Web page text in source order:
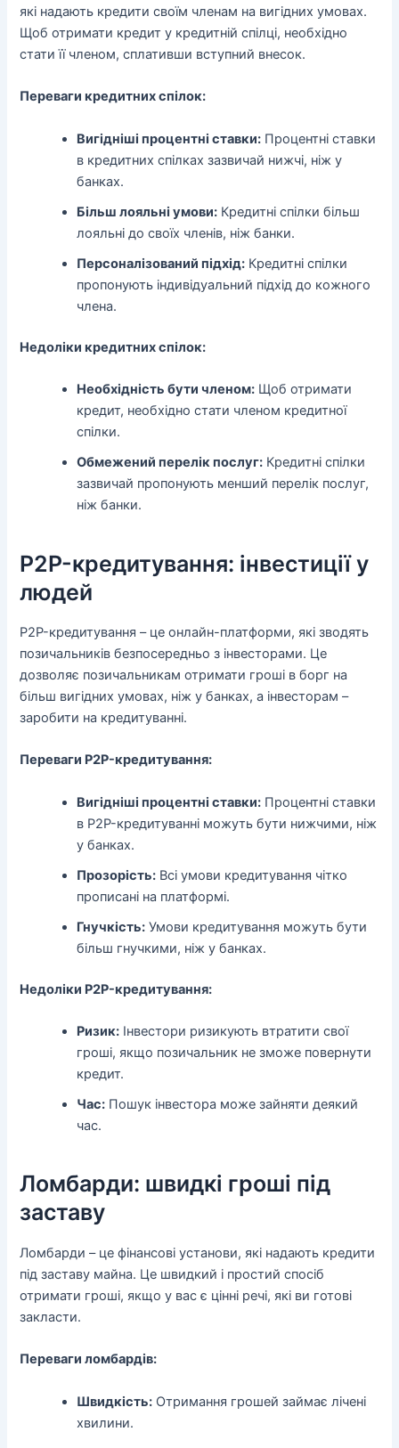
які надають кредити своїм членам на вигідних умовах.
Щоб отримати кредит у кредитній спілці, необхідно
стати її членом, сплативши вступний внесок.
Переваги кредитних спілок:
Вигідніші процентні ставки: Процентні ставки
в кредитних спілках зазвичай нижчі, ніж у
банках.
Більш лояльні умови: Кредитні спілки більш
лояльні до своїх членів, ніж банки.
Персоналізований підхід: Кредитні спілки
пропонують індивідуальний підхід до кожного
члена.
Недоліки кредитних спілок:
Необхідність бути членом: Щоб отримати
кредит, необхідно стати членом кредитної
спілки.
Обмежений перелік послуг: Кредитні спілки
зазвичай пропонують менший перелік послуг,
ніж банки.
P2P-кредитування: інвестиції у
людей
P2P-кредитування – це онлайн-платформи, які зводять
позичальників безпосередньо з інвесторами. Це
дозволяє позичальникам отримати гроші в борг на
більш вигідних умовах, ніж у банках, а інвесторам –
заробити на кредитуванні.
Переваги P2P-кредитування:
Вигідніші процентні ставки: Процентні ставки
в P2P-кредитуванні можуть бути нижчими, ніж
у банках.
Прозорість: Всі умови кредитування чітко
прописані на платформі.
Гнучкість: Умови кредитування можуть бути
більш гнучкими, ніж у банках.
Недоліки P2P-кредитування:
Ризик: Інвестори ризикують втратити свої
гроші, якщо позичальник не зможе повернути
кредит.
Час: Пошук інвестора може зайняти деякий
час.
Ломбарди: швидкі гроші під
заставу
Ломбарди – це фінансові установи, які надають кредити
під заставу майна. Це швидкий і простий спосіб
отримати гроші, якщо у вас є цінні речі, які ви готові
закласти.
Переваги ломбардів:
Швидкість: Отримання грошей займає лічені
хвилини.